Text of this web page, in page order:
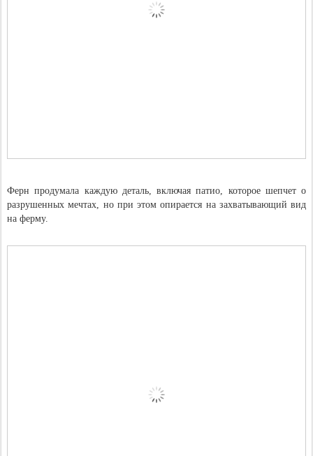
Ферн продумала каждую деталь, включая патио, которое шепчет о
разрушенных мечтах, но при этом опирается на захватывающий вид
на ферму.